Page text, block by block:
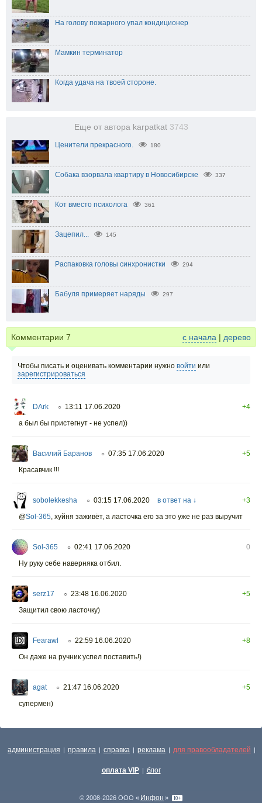
На голову пожарного упал кондиционер
Мамкин терминатор
Когда удача на твоей стороне.
Еще от автора karpatkat 3743
Ценители прекрасного. 180
Собака взорвала квартиру в Новосибирске 337
Кот вместо психолога 361
Зацепил... 145
Распаковка головы синхронистки 294
Бабуля примеряет наряды 297
Комментарии 7 с начала | дерево
Чтобы писать и оценивать комментарии нужно войти или
зарегистрироваться
DArk ○ 13:11 17.06.2020
+4
а был бы пристегнут - не успел))
Василий Баранов ○ 07:35 17.06.2020
+5
Красавчик !!!
sobolekkesha ○ 03:15 17.06.2020 в ответ на ↓
+3
@Sol-365 хуйня заживёт, а ласточка его за это уже не раз выручит
Sol-365 ○ 02:41 17.06.2020
0
Ну руку себе наверняка отбил.
serz17 ○ 23:48 16.06.2020
+5
Защитил свою ласточку)
Fearawl ○ 22:59 16.06.2020
+8
Он даже на ручник успел поставить!)
agat ○ 21:47 16.06.2020
+5
супермен)
администрация | правила | справка | реклама | для правообладателей |
оплата VIP | блог
© 2008-2026 ООО « Инфон »